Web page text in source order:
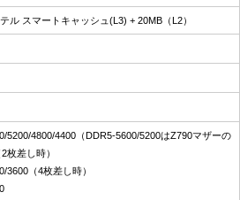
ル スマートキャッシュ(L3) + 20MB（L2）
5200/4800/4400（DDR5-5600/5200はZ790マザーの
枚差し時）
3600（4枚差し時）